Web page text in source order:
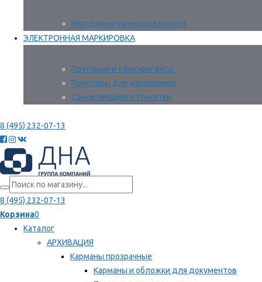
Чертежные принадлежности
ЭЛЕКТРОННАЯ МАРКИРОВКА
Почтовые и офисные весы
Принтеры для маркировки
Самоклеящиеся этикетки
8 (495) 232-07-13
8 (495) 232-07-13
Корзина0
Каталог
АРХИВАЦИЯ
Карманы прозрачные
Карманы и обложки для документов